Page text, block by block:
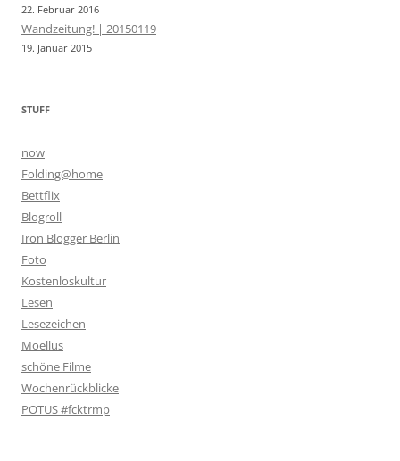
22. Februar 2016
Wandzeitung! | 20150119
19. Januar 2015
STUFF
now
Folding@home
Bettflix
Blogroll
Iron Blogger Berlin
Foto
Kostenloskultur
Lesen
Lesezeichen
Moellus
schöne Filme
Wochenrückblicke
POTUS #fcktrmp